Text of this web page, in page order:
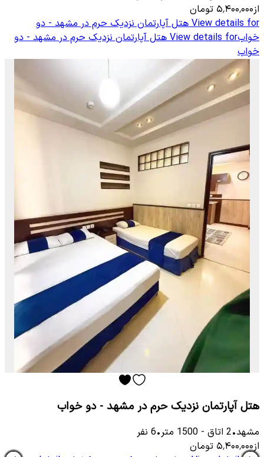
از۵٬۴۰۰٬۰۰۰ تومان
View details for هتل آپارتمان نزدیک حرم در مشهد - دو
خوابView details for هتل آپارتمان نزدیک حرم در مشهد - دو
خواب
هتل آپارتمان نزدیک حرم در مشهد - دو خواب
مشهد•
2 اتاق -
1500 متر•
6 نفر
از۵٬۴۰۰٬۰۰۰ تومان